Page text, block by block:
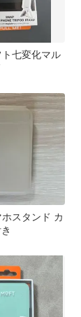
七変化マル
スタンド カ